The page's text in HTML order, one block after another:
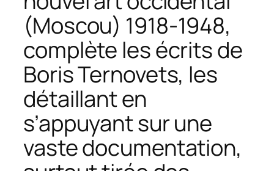
(Moscou) 1918-1948,
complète les écrits de
Boris Ternovets, les
détaillant en
s’appuyant sur une
vaste documentation,